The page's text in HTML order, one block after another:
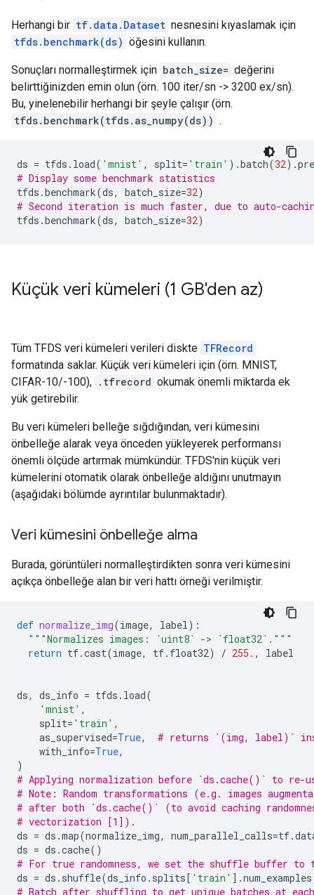
Herhangi bir tf.data.Dataset nesnesini kıyaslamak için
tfds.benchmark(ds) öğesini kullanın.
Sonuçları normalleştirmek için batch_size= değerini
belirttiğinizden emin olun (örn. 100 iter/sn -> 3200 ex/sn).
Bu, yinelenebilir herhangi bir şeyle çalışır (örn.
tfds.benchmark(tfds.as_numpy(ds)) .
ds = tfds . load( 'mnist' , split= 'train' ) .batch(32) .
# Display some benchmark statistics
tfds .benchmark(ds, batch_size=32)
# Second iteration is much faster, due to auto-
tfds .benchmark(ds, batch_size=32)
Küçük veri kümeleri (1 GB'den az)
Tüm TFDS veri kümeleri verileri diskte TFRecord
formatında saklar. Küçük veri kümeleri için (örn. MNIST,
CIFAR-10/-100), .tfrecord okumak önemli miktarda ek
yük getirebilir.
Bu veri kümeleri belleğe sığdığından, veri kümesini
önbelleğe alarak veya önceden yükleyerek performansı
önemli ölçüde artırmak mümkündür. TFDS'nin küçük veri
kümelerini otomatik olarak önbelleğe aldığını unutmayın
(aşağıdaki bölümde ayrıntılar bulunmaktadır).
Veri kümesini önbelleğe alma
Burada, görüntüleri normalleştirdikten sonra veri kümesini
açıkça önbelleğe alan bir veri hattı örneği verilmiştir.
def normalize_img(image, label):
"""Normalizes images: `uint8` -> `float32`."""
return tf.cast(image, tf. float32) / 255. , label
ds, ds_info = tfds . load(
'mnist' ,
split= 'train' ,
as_supervised=True,
# returns `(img, label)`
with_info=True,
)
# Applying normalization before `ds.cache()` to re-
# Note: Random transformations (e.g. images
# after both `ds.cache()` (to avoid caching
# vectorization [1]).
ds = ds .map(normalize_img, num_parallel_calls=tf.
ds = ds .cache()
# For true randomness, we set the shuffle buffer
ds = ds . shuffle(ds_info . splits[ 'train' ] .num_examples
# Batch after shuffling to get unique batches at